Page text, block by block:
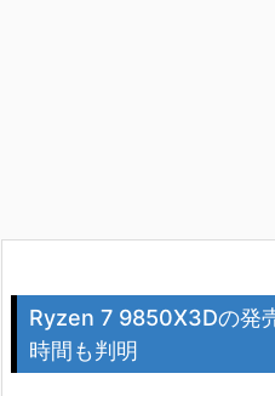
Ryzen 7 9850X3Dの発
時間も判明